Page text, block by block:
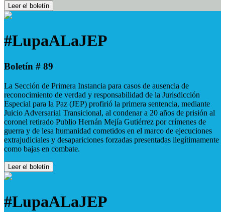
Leer el boletín
#LupaALaJEP
Boletín # 89
La Sección de Primera Instancia para casos de ausencia de
reconocimiento de verdad y responsabilidad de la Jurisdicción
Especial para la Paz (JEP) profirió la primera sentencia, mediante
Juicio Adversarial Transicional, al condenar a 20 años de prisión al
coronel retirado Publio Hernán Mejía Gutiérrez por crímenes de
guerra y de lesa humanidad cometidos en el marco de ejecuciones
extrajudiciales y desapariciones forzadas presentadas ilegítimamente
como bajas en combate.
Leer el boletín
#LupaALaJEP